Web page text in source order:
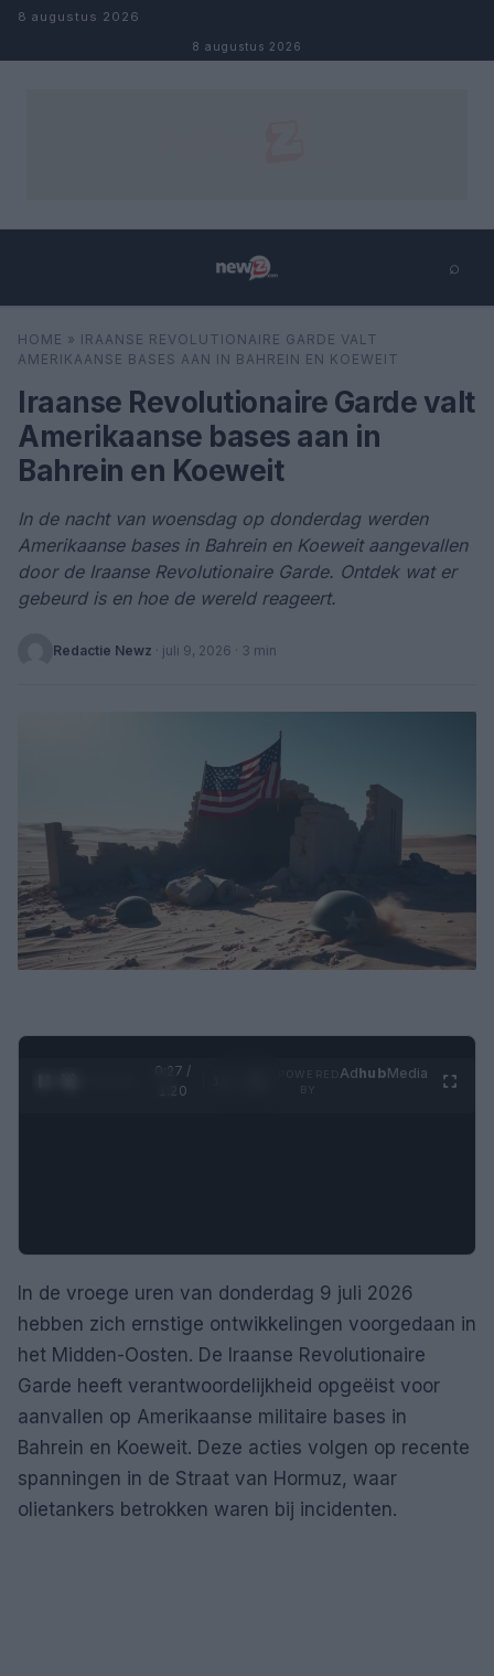
Naar inhoud
8 augustus 2026
8 augustus 2026
⌕
Zoeken
HOME » IRAANSE REVOLUTIONAIRE GARDE VALT
AMERIKAANSE BASES AAN IN BAHREIN EN KOEWEIT
Iraanse Revolutionaire Garde valt
Amerikaanse bases aan in
Bahrein en Koeweit
In de nacht van woensdag op donderdag werden
Amerikaanse bases in Bahrein en Koeweit aangevallen
door de Iraanse Revolutionaire Garde. Ontdek wat er
gebeurd is en hoe de wereld reageert.
Redactie Newz · juli 9, 2026 · 3 min
0:28 /
1:20
AdhubMedia
In de vroege uren van donderdag 9 juli 2026
hebben zich ernstige ontwikkelingen voorgedaan in
het Midden-Oosten. De Iraanse Revolutionaire
Garde heeft verantwoordelijkheid opgeëist voor
aanvallen op Amerikaanse militaire bases in
Bahrein en Koeweit. Deze acties volgen op recente
spanningen in de Straat van Hormuz, waar
olietankers betrokken waren bij incidenten.